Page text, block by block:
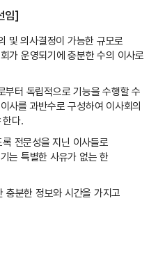
임]
및 의사결정이 가능한 규모로
가 운영되기에 충분한 수의 이사로
부터 독립적으로 기능을 수행할 수
사를 과반수로 구성하여 이사회의
한다.
전문성을 지닌 이사들로
는 특별한 사유가 없는 한
충분한 정보와 시간을 가지고